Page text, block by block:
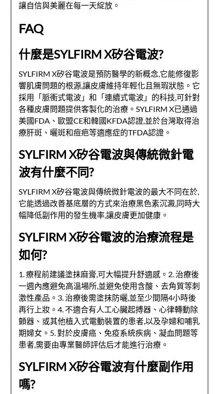
讓自信與美麗在每一天綻放。
FAQ
什麼是SYLFIRM X矽谷電波?
SYLFIRM X矽谷電波是預防醫學的新概念,它能修復影
響肌膚問題的根源,讓皮膚維持年輕化且無瑕狀態。它
採用「脈衝式電波」和「連續式電波」的科技,可針對
各種皮膚問題提供客製化的治療。SYLFIRM X已通過
美國FDA、歐盟CE和韓國KFDA認證,並於台灣取得治
療肝斑、曬斑和痘疤等適應症的TFDA認證。
SYLFIRM X矽谷電波與傳統微針電
波有什麼不同?
SYLFIRM X矽谷電波與傳統微針電波的最大不同在於,
它能透過改善基底層的方式來治療黑色素沉澱,同時大
幅降低副作用的發生機率,讓皮膚更加健康。
SYLFIRM X矽谷電波的治療流程是
如何?
1. 療程前建議塗抹麻膏,可大幅提升舒適感。2. 治療後
一週內應避免高溫場所,並避免使用含酸、去角質等刺
激性產品。3. 治療後需塗抹防曬,並至少間隔4小時後
再行上妝。4. 不適合有人工心臟起搏器、心律轉動除
顫器、或其他植入式電動裝置的患者,以及孕婦和哺乳
期婦女。5. 對於皮膚癌、免疫系統疾病、凝血問題等
患者,需要由專業醫師評估后才能進行治療。
SYLFIRM X矽谷電波有什麼副作用
嗎?